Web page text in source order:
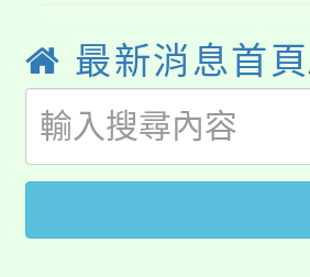
告(尚有缺額)
場熱烈登場!
徵才活動。
YOUNG桃
局官網。
8月14至27
115年桃園
田徑場及游
桃園市低收
最新消息首頁